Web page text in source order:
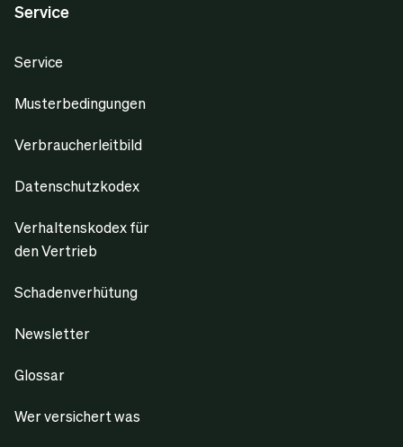
Service
Service
Musterbedingungen
Verbraucherleitbild
Datenschutzkodex
Verhaltenskodex für
den Vertrieb
Schadenverhütung
Newsletter
Glossar
Wer versichert was